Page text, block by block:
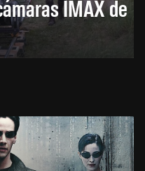
IMAX de